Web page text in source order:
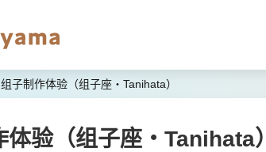
组子制作体验（组子座・Tanihata）
体验（组子座・Tanihata）